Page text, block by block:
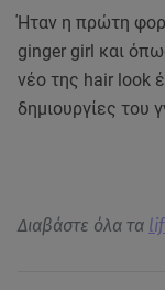
Ήταν η πρώτη
ginger girl και
νέο της hair look
δημιουργίες του
Διαβάστε όλα τα